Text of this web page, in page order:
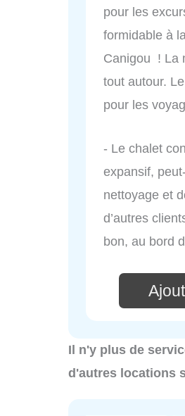
pour les
formidable à
Canigou ! La
tout autour.
pour les
- Le chalet
expansif,
nettoyage et
d’autres
bon, au bord
Il n'y plus de
d'autres locations